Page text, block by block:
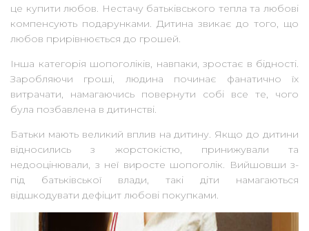
це купити любов. Нестачу батьківського тепла та любові
компенсують подарунками. Дитина звикає до того, що
любов прирівнюється до грошей.
Інша категорія шопоголіків, навпаки, зростає в бідності.
Заробляючи гроші, людина починає фанатично їх
витрачати, намагаючись повернути собі все те, чого
була позбавлена в дитинстві.
Батьки мають великий вплив на дитину. Якщо до дитини
відносились з жорстокістю, принижували та
недооцінювали, з неї виросте шопоголік. Вийшовши з-
під батьківської влади, такі діти намагаються
відшкодувати дефіцит любові покупками.